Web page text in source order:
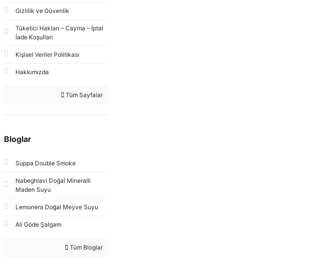
Gizlilik ve Güvenlik
Tüketici Hakları – Cayma – İptal
İade Koşulları
Kişisel Veriler Politikası
Hakkımızda
Tüm Sayfalar
Bloglar
Suppa Double Smoke
Nabeghlavi Doğal Mineralli
Maden Suyu
Lemonera Doğal Meyve Suyu
Ali Göde Şalgam
Tüm Bloglar